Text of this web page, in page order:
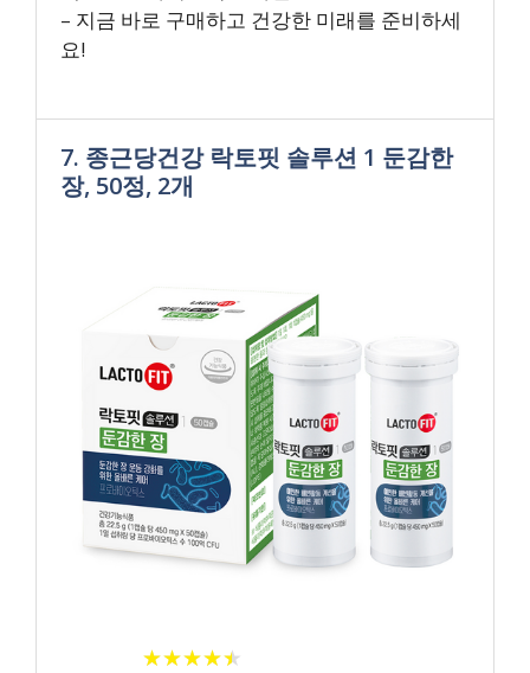
– 지금 바로 구매하고 건강한 미래를 준비하세
요!
7. 종근당건강 락토핏 솔루션 1 둔감한
장, 50정, 2개
★★★★★
★★★★★